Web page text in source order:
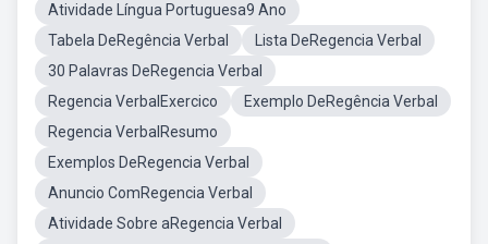
Atividade Língua Portuguesa9 Ano
Tabela DeRegência Verbal
Lista DeRegencia Verbal
30 Palavras DeRegencia Verbal
Regencia VerbalExercico
Exemplo DeRegência Verbal
Regencia VerbalResumo
Exemplos DeRegencia Verbal
Anuncio ComRegencia Verbal
Atividade Sobre aRegencia Verbal